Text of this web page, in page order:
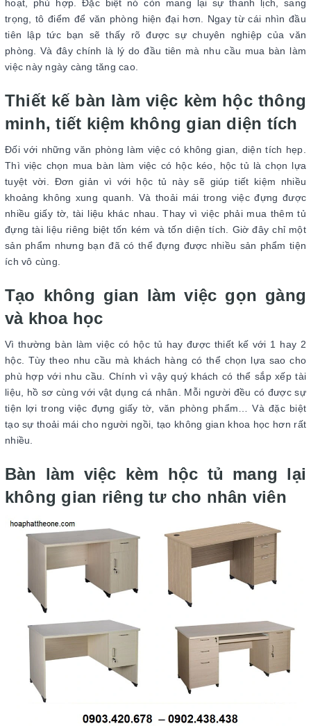
hoạt, phù hợp. Đặc biệt nó còn mang lại sự thanh lịch, sang
trọng, tô điểm để văn phòng hiện đại hơn. Ngay từ cái nhìn đầu
tiên lập tức bạn sẽ thấy rõ được sự chuyên nghiệp của văn
phòng. Và đây chính là lý do đầu tiên mà nhu cầu mua bàn làm
việc này ngày càng tăng cao.
Thiết kế bàn làm việc kèm hộc thông
minh, tiết kiệm không gian diện tích
Đối với những văn phòng làm việc có không gian, diện tích hẹp.
Thì việc chọn mua bàn làm việc có hộc kéo, hộc tủ là chọn lựa
tuyệt vời. Đơn giản vì với hộc tủ này sẽ giúp tiết kiệm nhiều
khoảng không xung quanh. Và thoải mái trong việc đựng được
nhiều giấy tờ, tài liệu khác nhau. Thay vì việc phải mua thêm tủ
đựng tài liệu riêng biệt tốn kém và tốn diện tích. Giờ đây chỉ một
sản phẩm nhưng bạn đã có thể đựng được nhiều sản phẩm tiện
ích vô cùng.
Tạo không gian làm việc gọn gàng
và khoa học
Vì thường bàn làm việc có hộc tủ hay được thiết kế với 1 hay 2
hộc. Tùy theo nhu cầu mà khách hàng có thể chọn lựa sao cho
phù hợp với nhu cầu. Chính vì vậy quý khách có thể sắp xếp tài
liệu, hồ sơ cùng với vật dụng cá nhân. Mỗi người đều có được sự
tiện lợi trong việc đựng giấy tờ, văn phòng phẩm… Và đặc biệt
tạo sự thoải mái cho người ngồi, tạo không gian khoa học hơn rất
nhiều.
Bàn làm việc kèm hộc tủ mang lại
không gian riêng tư cho nhân viên